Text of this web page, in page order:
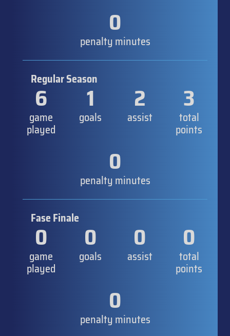
0
penalty minutes
Regular Season
6
game
played
1
goals
2
assist
3
total
points
0
penalty minutes
Fase Finale
0
game
played
0
goals
0
assist
0
total
points
0
penalty minutes